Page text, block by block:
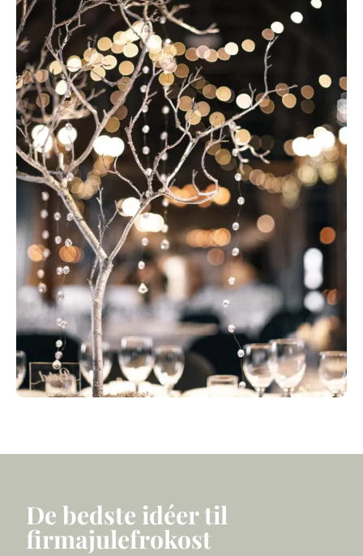
De bedste idéer til
firmajulefrokost